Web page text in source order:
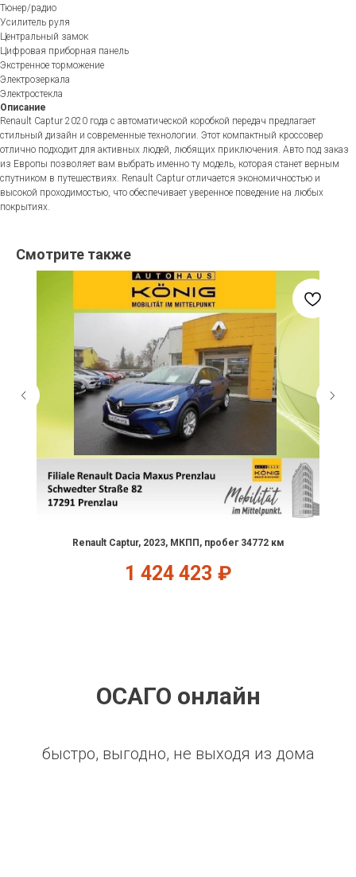
Тюнер/радио
Усилитель руля
Центральный замок
Цифровая приборная панель
Экстренное торможение
Электрозеркала
Электростекла
Описание
Renault Captur 2020 года с автоматической коробкой передач предлагает
стильный дизайн и современные технологии. Этот компактный кроссовер
отлично подходит для активных людей, любящих приключения. Авто под заказ
из Европы позволяет вам выбрать именно ту модель, которая станет верным
спутником в путешествиях. Renault Captur отличается экономичностью и
высокой проходимостью, что обеспечивает уверенное поведение на любых
покрытиях.
Смотрите также
Renault Captur, 2023, МКПП, пробег 34772 км
1 424 423 ₽
ОСАГО онлайн
быстро, выгодно, не выходя из дома